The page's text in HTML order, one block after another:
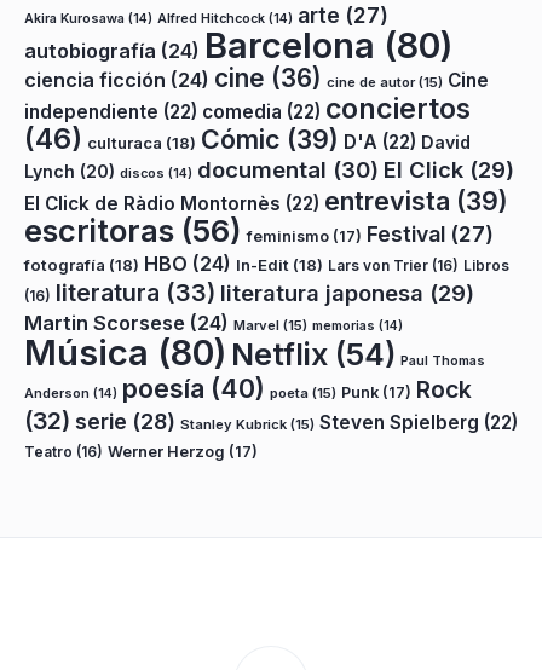
Akira Kurosawa (14) Alfred Hitchcock (14) arte (27)
autobiografía (24) Barcelona (80)
ciencia ficción (24) cine (36) cine de autor(15) Cine
independiente (22) comedia (22) conciertos
(46) culturaca (18) Cómic (39) D'A (22) David
Lynch (20) discos (14) documental (30) El Click (29)
El Click de Ràdio Montornès (22) entrevista (39)
escritoras (56) feminismo (17) Festival (27)
fotografía (18) HBO (24) In-Edit (18) Lars von Trier (16) Libros
(16) literatura (33) literatura japonesa (29)
Martin Scorsese (24) Marvel (15) memorias (14)
Música (80) Netflix (54) Paul Thomas
Anderson (14) poesía (40) poeta (15) Punk (17) Rock
(32) serie (28) Stanley Kubrick (15) Steven Spielberg (22)
Teatro (16) Werner Herzog (17)